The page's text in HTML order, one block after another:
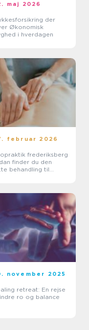
maj 2026
der
Økonomisk
i hverdagen
februar 2026
frederiksberg
finder du den
behandling til
november 2025
retreat: En rejse
ro og balance